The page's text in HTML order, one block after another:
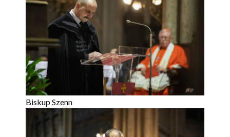
Biskup Szenn